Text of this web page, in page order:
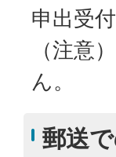
申出受
（注意
ん。
郵送